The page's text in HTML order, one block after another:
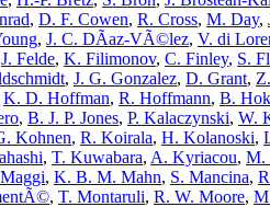
, D. F. Cowen, R. Cross, M. Day,
, J. C. DÃ­az-VÃ©lez, V. di
J. Felde, K. Filimonov, C. Finley, S.
, J. G. Gonzalez, D. Grant,
K. D. Hoffman, R. Hoffmann, B.
, B. J. P. Jones, P. Kalaczynski, W.
Kohnen, R. Koirala, H. Kolanoski,
, T. Kuwabara, A. Kyriacou, M.
, K. B. M. Mahn, S. Mancina,
, T. Montaruli, R. W. Moore,